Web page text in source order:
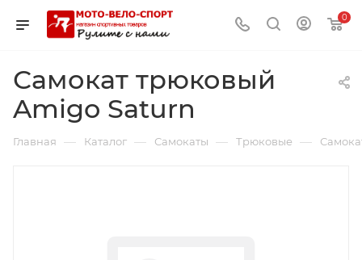
0
Самокат трюковый
Amigo Saturn
Главная — Каталог — Самокаты — Трюковые —